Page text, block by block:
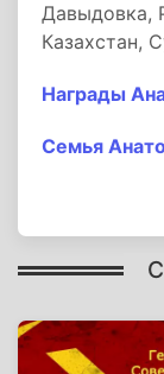
Давыдовка,
Казахстан,
Награды
Семья